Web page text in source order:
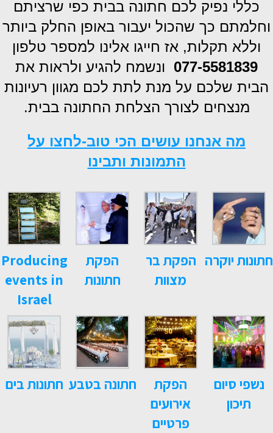
כללי נפיק לכם חתונה בבית כפי שרציתם
וחלמתם כך שהכול יעבור באופן החלק ביותר
וללא תקלות, אז חייגו אלינו למספר טלפון
077-5581839 ונשמח להגיע ולראות את
הבית שלכם על מנת לתת לכם מגוון רעיונות
מנצחים לצורך הצלחת החתונה בבית.
מה אנחנו עושים הכי טוב-לחצו על
התמונות ותבינו
חתונות יוקרה הפקת בר
מצוות
הפקת
חתונות
Producing
events in
Israel
נשפי סיום
תיכון
הפקת
אירועים
פרטיים
חתונה בטבע חתונות בים